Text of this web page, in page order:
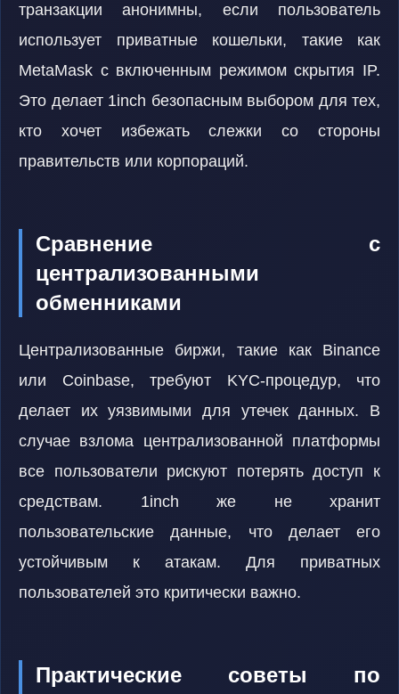
транзакции анонимны, если пользователь
использует приватные кошельки, такие как
MetaMask с включенным режимом скрытия IP.
Это делает 1inch безопасным выбором для тех,
кто хочет избежать слежки со стороны
правительств или корпораций.
Сравнение с
централизованными
обменниками
Централизованные биржи, такие как Binance
или Coinbase, требуют KYC-процедур, что
делает их уязвимыми для утечек данных. В
случае взлома централизованной платформы
все пользователи рискуют потерять доступ к
средствам. 1inch же не хранит
пользовательские данные, что делает его
устойчивым к атакам. Для приватных
пользователей это критически важно.
Практические советы по